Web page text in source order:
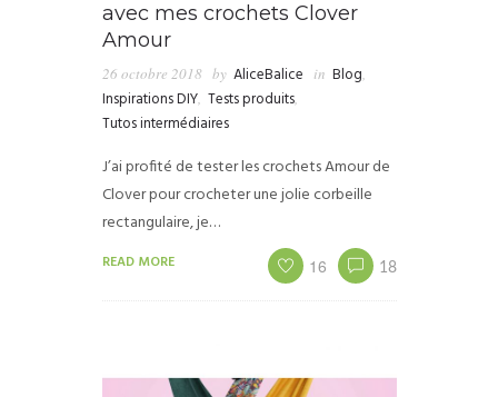
avec mes crochets Clover
Amour
26 octobre 2018 by AliceBalice in Blog,
Inspirations DIY, Tests produits,
Tutos intermédiaires
J’ai profité de tester les crochets Amour de
Clover pour crocheter une jolie corbeille
rectangulaire, je…
READ MORE 16 18